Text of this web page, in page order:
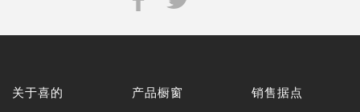
关于喜的 产品橱窗 销售据点